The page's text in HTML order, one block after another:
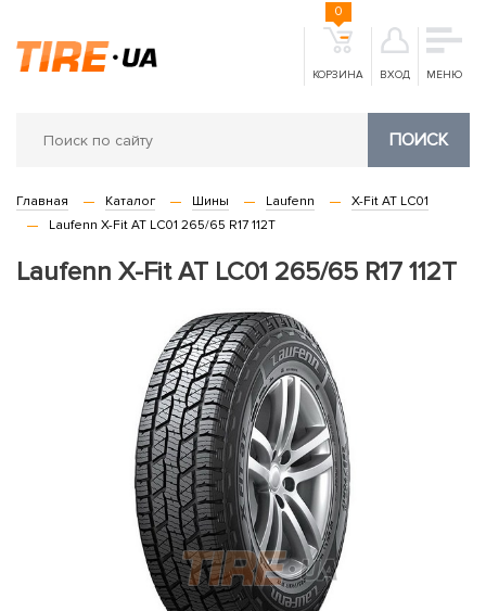
КОРЗИНА
0
ВХОД МЕНЮ
ПОИСК
Главная Каталог Шины Laufenn
X-Fit AT LC01
Laufenn X-Fit AT LC01 265/65 R17 112T
Laufenn X-Fit AT LC01 265/65 R17 112T